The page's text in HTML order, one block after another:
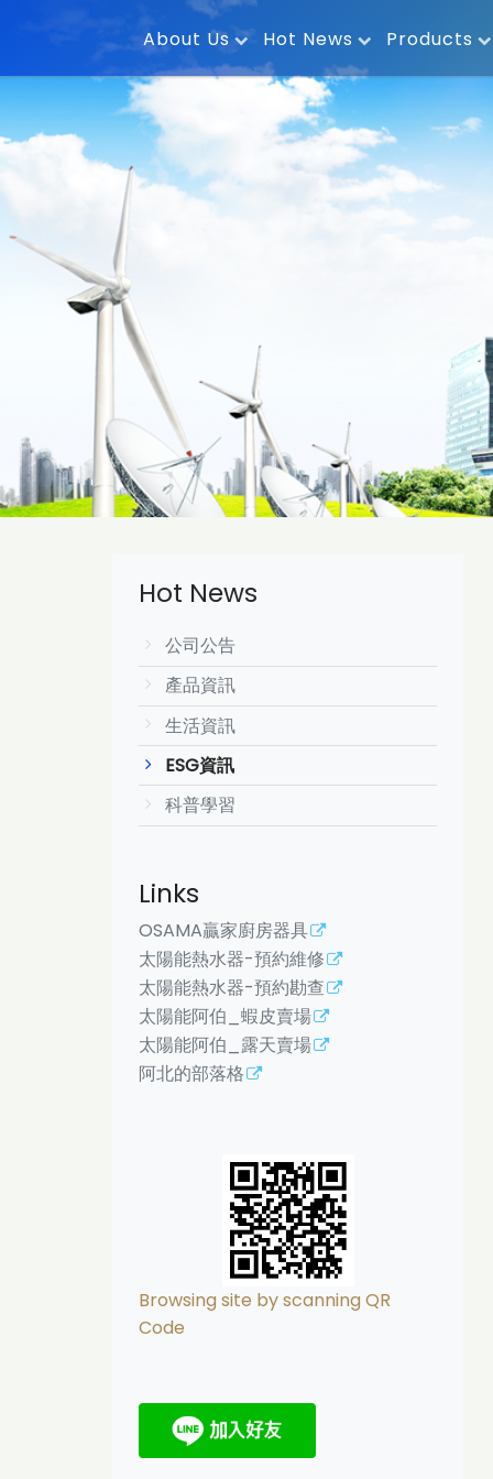
About Us Hot News Products
Hot News
公司公告
產品資訊
生活資訊
ESG資訊
科普學習
Links
OSAMA贏家廚房器具
太陽能熱水器-預約維修
太陽能熱水器-預約勘查
太陽能阿伯_蝦皮賣場
太陽能阿伯_露天賣場
阿北的部落格
Browsing site by scanning QR
Code